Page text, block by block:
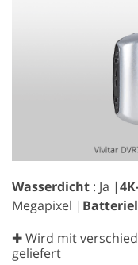
Wasserdicht : Ja |
Megapixel |
✚ Wird mit
geliefert